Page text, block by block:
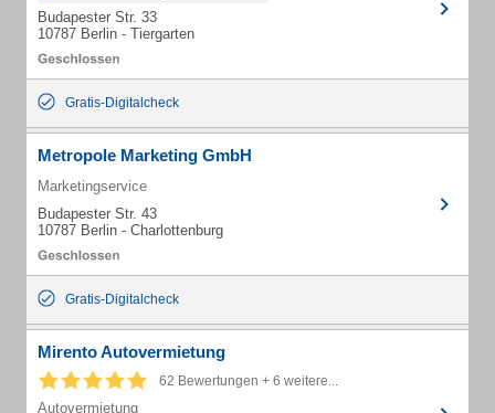
Budapester Str. 33
10787 Berlin - Tiergarten
Gratis-Digitalcheck
Metropole Marketing GmbH
Marketingservice
Budapester Str. 43
10787 Berlin - Charlottenburg
Gratis-Digitalcheck
Mirento Autovermietung
62 Bewertungen + 6 weitere...
Autovermietung